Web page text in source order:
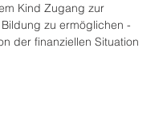
Kind Zugang zur
zu ermöglichen -
der finanziellen Situation